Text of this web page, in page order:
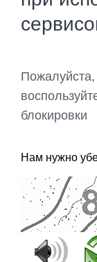
блокировки
Нам нужно